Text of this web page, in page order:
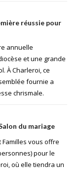
réussie pour
annuelle
et une grande
À Charleroi, ce
fournie a
chrismale.
du mariage
vous offre
pour le
où elle tiendra un